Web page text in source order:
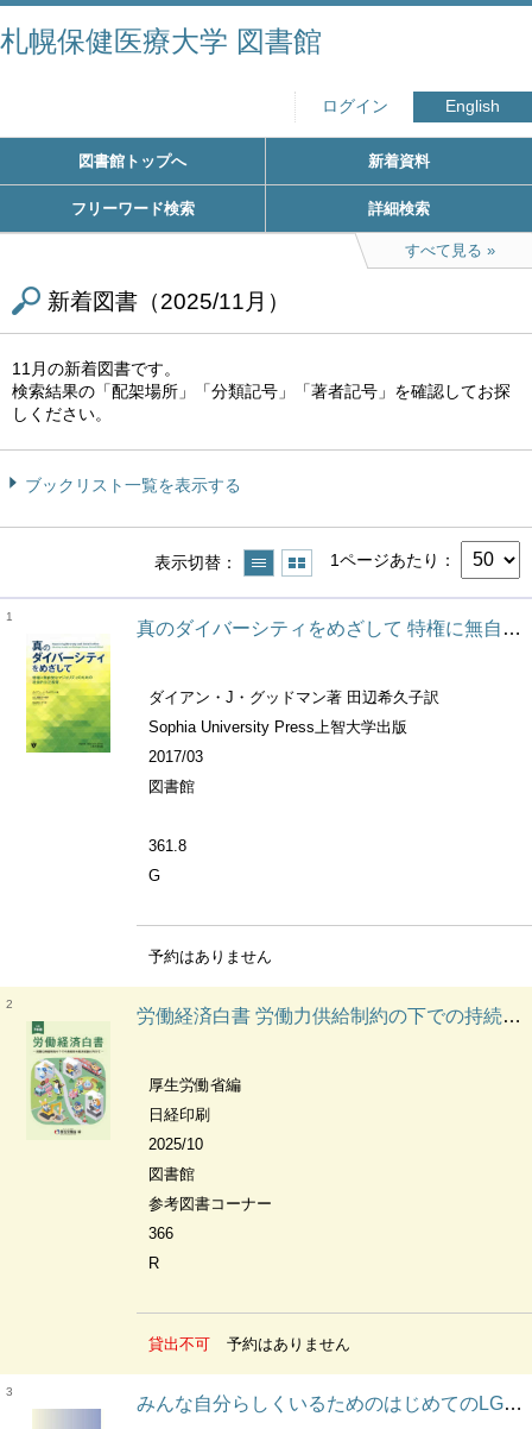
札幌保健医療大学 図書館
ログイン English
図書館トップへ 新着資料
フリーワード検索 詳細検索
すべて見る
新着図書（2025/11月）
11月の新着図書です。
検索結果の「配架場所」「分類記号」「著者記号」を確認してお探
しください。
ブックリスト一覧を表示する
表示切替 1ページあたり
1
真のダイバーシティをめざして 特権に無自覚なマジョリティのための社会的公正教育
ダイアン・J・グッドマン著 田辺希久子訳
Sophia University Press上智大学出版
2017/03
図書館
361.8
G
予約はありません
2
労働経済白書 労働力供給制約の下での持続的な経済成長に向けて
厚生労働省編
日経印刷
2025/10
図書館
参考図書コーナー
366
R
貸出不可 予約はありません
3
みんな自分らしくいるためのはじめてのLGBT ちくまプリマー新書